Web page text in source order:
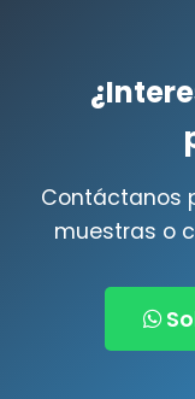
Contáctanos
muestras o